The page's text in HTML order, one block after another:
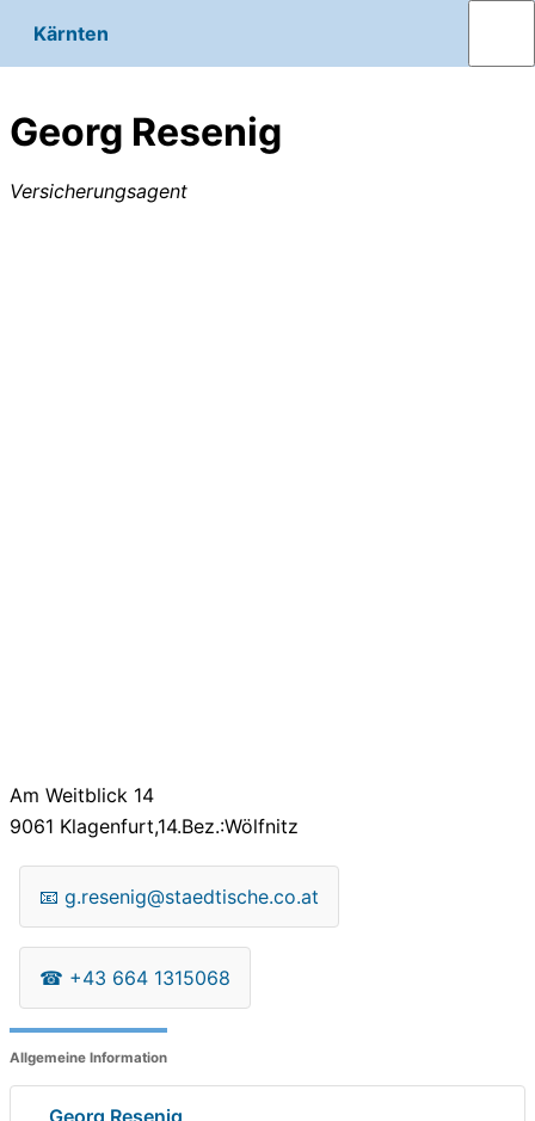
Kärnten
Georg Resenig
Versicherungsagent
Am Weitblick 14
9061 Klagenfurt,14.Bez.:Wölfnitz
📧 g.resenig@staedtische.co.at
☎ +43 664 1315068
Allgemeine Information
Georg Resenig